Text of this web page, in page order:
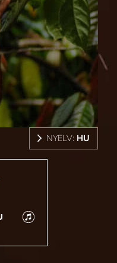
NYELV: HU